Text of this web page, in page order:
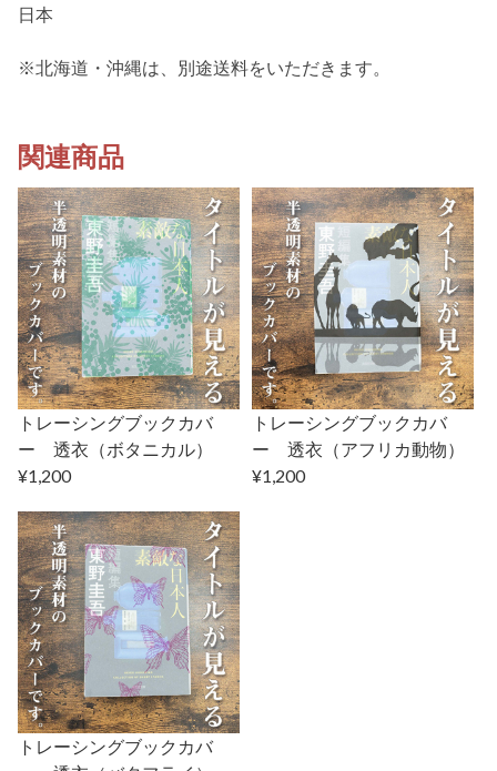
日本
※北海道・沖縄は、別途送料をいただきます。
関連商品
トレーシングブックカバ
ー 透衣（ボタニカル）
¥1,200
トレーシングブックカバ
ー 透衣（アフリカ動物）
¥1,200
トレーシングブックカバ